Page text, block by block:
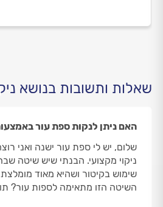
נכון של השטיח עשוי לגרום לו נזק
במדריך הבא נסביר מה כולל
שאלות ותשובות בנושא
האם ניתן לנקות ספת עור
שלום, יש לי ספת עור ישנה ואני
ניקוי מקצועי. הבנתי שיש שיטה
שימוש בקיטור ושהיא מאוד
השיטה הזו מתאימה לספות עור?